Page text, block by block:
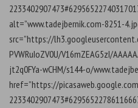
alt=”www.tadejbernik.com-8251-
src=”https://
PVWRuIoZV0U/V16mZEAG5zI/
jt2q0FYa-wCHM/s144-o/
href=”https://